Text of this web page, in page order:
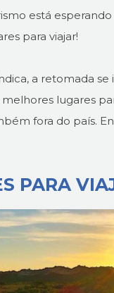
está
para viajar!
a retomada se
lugares
fora do país.
PARA